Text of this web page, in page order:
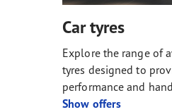
Car tyres
Explore the range of
tyres designed to
performance and
Show offers